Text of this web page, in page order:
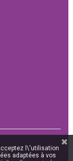
l\'utilisation
adaptées à vos